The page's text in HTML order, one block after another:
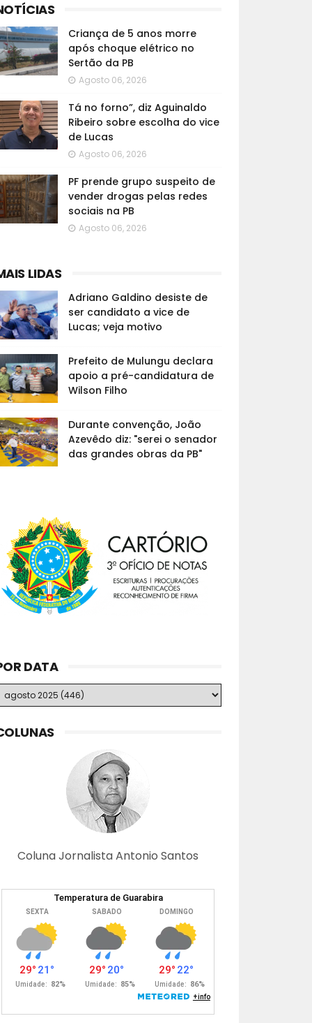
Criança de 5 anos morre
após choque elétrico no
Sertão da PB
Agosto 06, 2026
Tá no forno”, diz Aguinaldo
Ribeiro sobre escolha do vice
de Lucas
Agosto 06, 2026
PF prende grupo suspeito de
vender drogas pelas redes
sociais na PB
Agosto 06, 2026
LIDAS
Adriano Galdino desiste de
ser candidato a vice de
Lucas; veja motivo
Prefeito de Mulungu declara
apoio a pré-candidatura de
Wilson Filho
Durante convenção, João
Azevêdo diz: "serei o senador
das grandes obras da PB"
DATA
Coluna Jornalista Antonio Santos